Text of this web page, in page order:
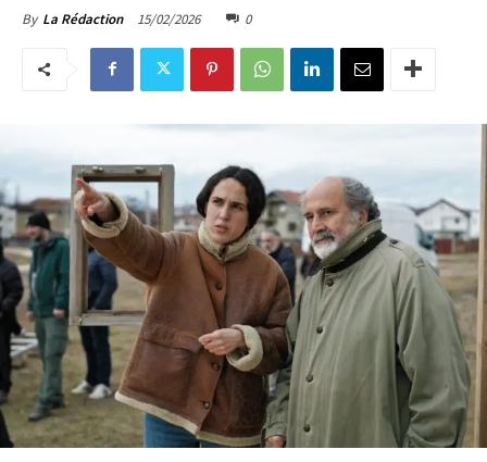
By La Rédaction 15/02/2026 0